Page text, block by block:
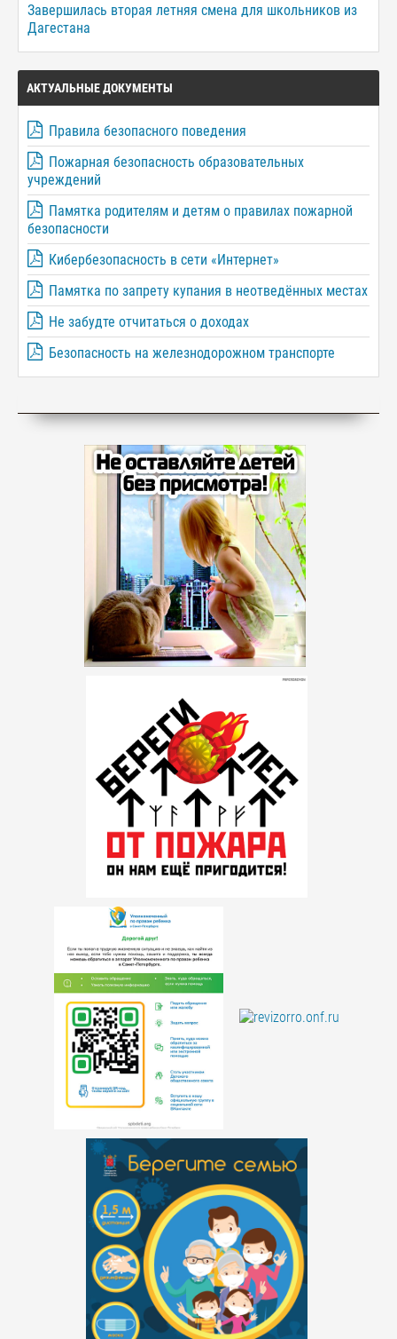
Завершилась вторая летняя смена для школьников из
Дагестана
АКТУАЛЬНЫЕ ДОКУМЕНТЫ
Правила безопасного поведения
Пожарная безопасность образовательных
учреждений
Памятка родителям и детям о правилах пожарной
безопасности
Кибербезопасность в сети «Интернет»
Памятка по запрету купания в неотведённых местах
Не забудте отчитаться о доходах
Безопасность на железнодорожном транспорте